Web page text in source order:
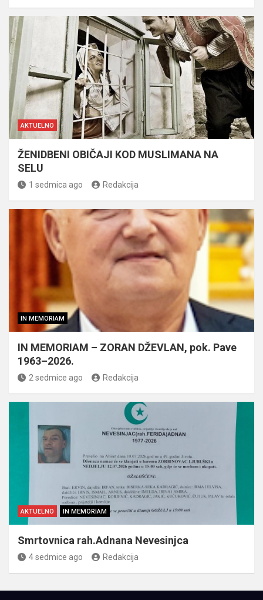
AKTUELNO
ŽENIDBENI OBIČAJI KOD MUSLIMANA NA
SELU
1 sedmica ago Redakcija
IN MEMORIAM
IN MEMORIAM – ZORAN DŽEVLAN, pok. Pave
1963–2026.
2 sedmice ago Redakcija
AKTUELNO IN MEMORIAM
Smrtovnica rah.Adnana Nevesinjca
4 sedmice ago Redakcija